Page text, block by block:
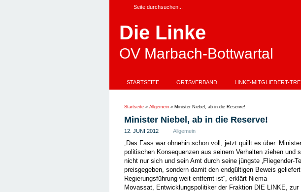
Die Linke
OV Marbach-Bottwartal
STARTSEITE ORTSVERBAND LINKE-MITGLIEDERT-
Startseite » Allgemein » Minister Niebel, ab in die Reserve!
Minister Niebel, ab in die Reserve!
12. JUNI 2012 Allgemein
„Das Fass war ohnehin schon voll, jetzt quillt es über.
politischen Konsequenzen aus seinem Verhalten ziehen und
nicht nur sich und sein Amt durch seine jüngste ‚Fliegender-
preisgegeben, sondern damit den endgültigen Beweis
Regierungsführung weit entfernt ist“, erklärt Niema
Movassat, Entwicklungspolitiker der Fraktion DIE LINKE, zur